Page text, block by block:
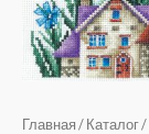
Главная / Каталог/